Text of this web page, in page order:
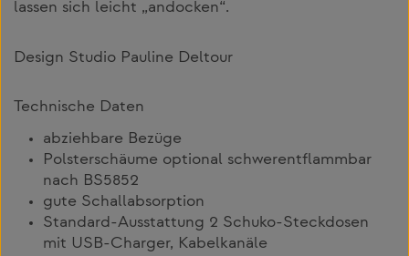
lassen sich leicht „andocken“.
Design Studio Pauline Deltour
Technische Daten
abziehbare Bezüge
Polsterschäume optional schwerentflammbar
nach BS5852
gute Schallabsorption
Standard-Ausstattung 2 Schuko-Steckdosen
mit USB-Charger, Kabelkanäle